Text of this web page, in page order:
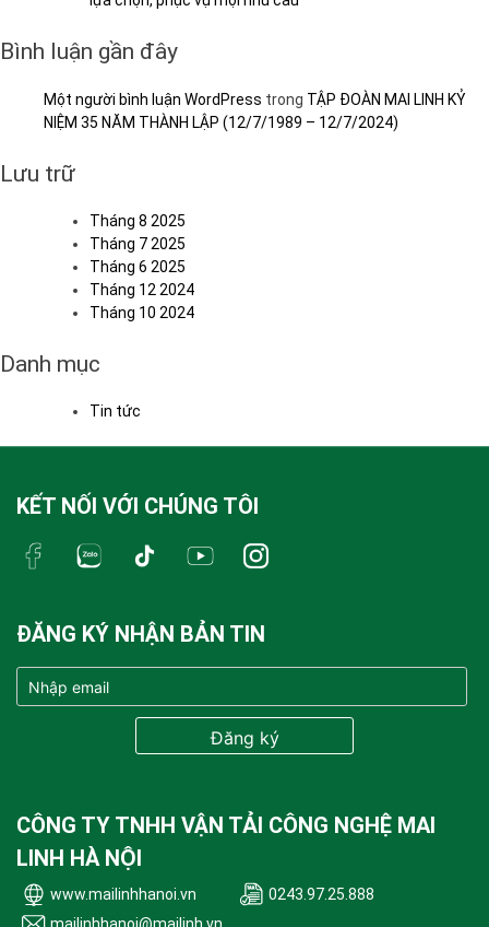
Bình luận gần đây
Một người bình luận WordPress trong TẬP ĐOÀN MAI LINH KỶ
NIỆM 35 NĂM THÀNH LẬP (12/7/1989 – 12/7/2024)
Lưu trữ
Tháng 8 2025
Tháng 7 2025
Tháng 6 2025
Tháng 12 2024
Tháng 10 2024
Danh mục
Tin tức
KẾT NỐI VỚI CHÚNG TÔI
ĐĂNG KÝ NHẬN BẢN TIN
CÔNG TY TNHH VẬN TẢI CÔNG NGHỆ MAI
LINH HÀ NỘI
www.mailinhhanoi.vn
0243.97.25.888